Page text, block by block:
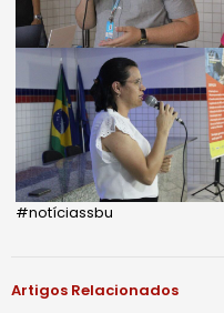
#notíciassbu
Artigos Relacionados